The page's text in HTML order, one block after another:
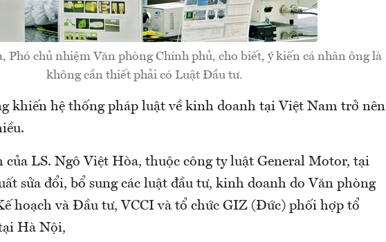
Phó chủ nhiệm Văn phòng Chính phủ, cho biết, ý kiến cá nhân ông là
không cần thiết phải có Luật Đầu tư.
khiến hệ thống pháp luật về kinh doanh tại Việt Nam trở nên
của LS. Ngô Việt Hòa, thuộc công ty luật General Motor, tại
sửa đổi, bổ sung các luật đầu tư, kinh doanh do Văn phòng
hoạch và Đầu tư, VCCI và tổ chức GIZ (Đức) phối hợp tổ
Hà Nội,